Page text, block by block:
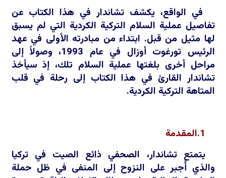
في الواقع، يكشف تشاندار في هذا الكتاب عن
تفاصيل عملية السلام التركية الكردية التي لم يسبق
لها مثيل من قبل. ابتداء من مبادرته الأولى في عهد
الرئيس تورغوت أوزال في عام 1993، وصولاً إلى
مراحل أخرى بلغتها عملية السلام تلك، إذ سيأخذ
تشاندار القارئ في هذا الكتاب إلى رحلة في قلب
المتاهة التركية الكردية.
1.المقدمة
يتمتع تشاندار، الصحفي ذائع الصيت في تركيا
والذي أُجبر على النزوح إلى المنفى في ظل حملة